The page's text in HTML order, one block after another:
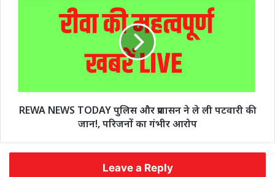
REWA NEWS TODAY पुलिस और प्रशासन ने ले ली पटवारी की
जान!, परिजनों का गंभीर आरोप
Leave a Reply